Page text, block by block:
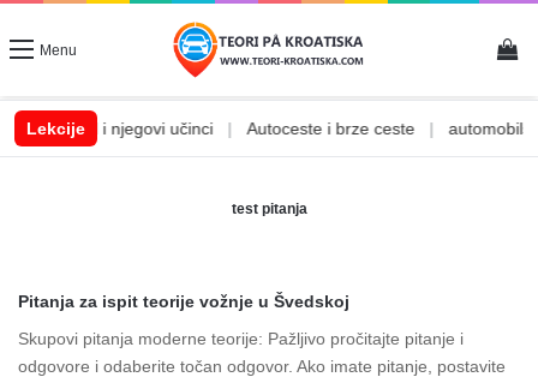
Menu
Lekcije
Alkohol i njegovi učinci Autoceste i brze ceste
test pitanja
Pitanja za ispit teorije vožnje u Švedskoj
Skupovi pitanja moderne teorije: Pažljivo pročitajte pitanje i
odgovore i odaberite točan odgovor. Ako imate pitanje, postavite